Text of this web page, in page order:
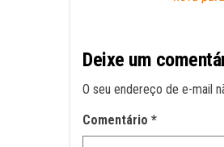
Deixe um
O seu endereço de e-mail
Comentário *